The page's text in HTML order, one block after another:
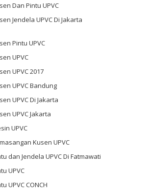
Dan Pintu UPVC
Jendela UPVC Di Jakarta
Pintu UPVC
UPVC
UPVC 2017
UPVC Bandung
UPVC Di Jakarta
UPVC Jakarta
UPVC
Kusen UPVC
dan Jendela UPVC Di Fatmawati
UPVC
UPVC CONCH